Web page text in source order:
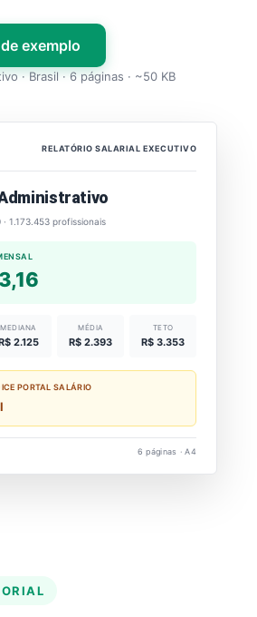
exemplo
· Brasil · 6 páginas · ~50 KB
RELATÓRIO SALARIAL EXECUTIVO
· 1.173.453 profissionais
MEDIANA
2.125
MÉDIA
R$ 2.393
TETO
R$ 3.353
PORTAL SALÁRIO
6 páginas · A4